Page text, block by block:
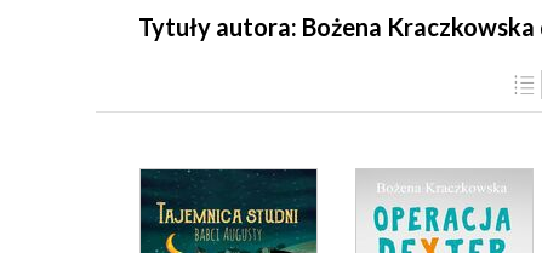
Tytuły autora: Bożena